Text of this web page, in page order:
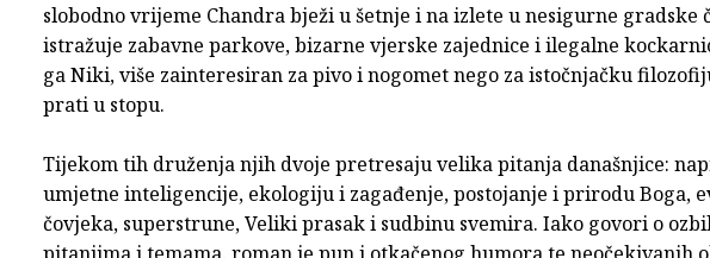
slobodno vrijeme Chandra bježi u šetnje i na izlete u nesigurne gradske
istražuje zabavne parkove, bizarne vjerske zajednice i ilegalne
ga Niki, više zainteresiran za pivo i nogomet nego za istočnjačku
prati u stopu.
Tijekom tih druženja njih dvoje pretresaju velika pitanja današnjice:
umjetne inteligencije, ekologiju i zagađenje, postojanje i prirodu Boga,
čovjeka, superstrune, Veliki prasak i sudbinu svemira. Iako govori o